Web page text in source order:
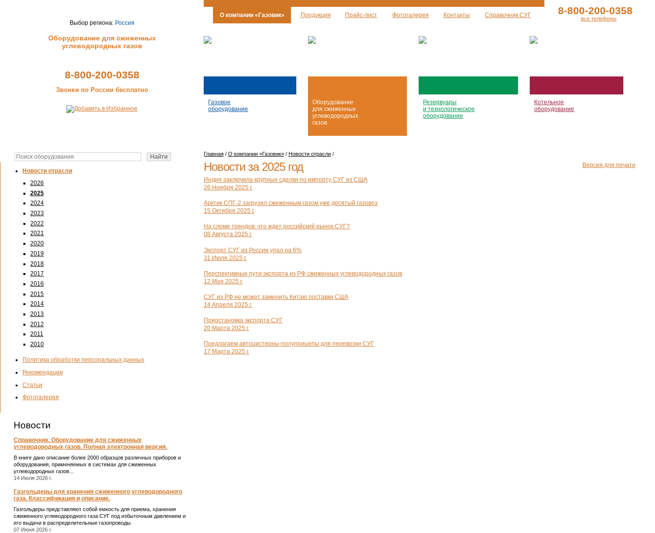
Выбор региона: Россия
Оборудование для сжиженных
углеводородных газов
8-800-200-0358
Звонки по России бесплатно
О компании «Газовик» Продукция Прайс-лист Фотогалерея Контакты Справочник СУГ 8-800-200-0358
все телефоны
Газовое
оборудование
Оборудование
для сжиженных
углеводородных
газов
Резервуары
и технологическое
оборудование
Котельное
оборудование
Новости отрасли
2026
2025
2024
2023
2022
2021
2020
2019
2018
2017
2016
2015
2014
2013
2012
2011
2010
Политика обработки персональных данных
Рекомендации
Статьи
Фотогалерея
Новости
Справочник. Оборудование для сжиженных
углеводородных газов. Полная электронная версия.
В книге дано описание более 2000 образцов различных приборов и
оборудования, применяемых в системах для сжиженных
углеводородных газов...
14 Июля 2026 г.
Газгольдеры для хранения сжиженного углеводородного
газа. Классификация и описание.
Газгольдеры представляют собой емкость для приема, хранения
сжиженного углеводородного газа СУГ под избыточным давлением и
его выдачи в распределительные газопроводы.
07 Июня 2026 г.
Главная / О компании «Газовик» / Новости отрасли /
Версия для печати
Новости за 2025 год
Индия заключила крупные сделки по импорту СУГ из США
26 Ноября 2025 г.
Арктик СПГ-2 загрузил сжиженным газом уже десятый газовоз
15 Октября 2025 г.
На сломе трендов: что ждет российский рынок СУГ?
08 Августа 2025 г.
Экспорт СУГ из России упал на 6%
31 Июля 2025 г.
Перспективные пути экспорта из РФ сжиженных углеводородных газов
12 Мая 2025 г.
СУГ из РФ не может заменить Китаю поставки США
14 Апреля 2025 г.
Приостановка экспорта СУГ
20 Марта 2025 г.
Предлагаем автоцистерны-полуприцепы для перевозки СУГ
17 Марта 2025 г.